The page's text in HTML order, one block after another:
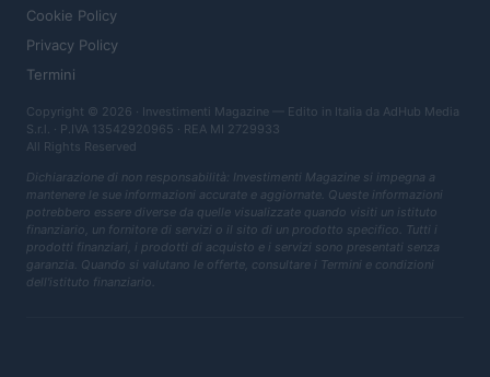
Cookie Policy
Privacy Policy
Termini
Copyright © 2026 · Investimenti Magazine — Edito in Italia da AdHub Media
S.r.l. · P.IVA 13542920965 · REA MI 2729933
All Rights Reserved
Dichiarazione di non responsabilità: Investimenti Magazine si impegna a
mantenere le sue informazioni accurate e aggiornate. Queste informazioni
potrebbero essere diverse da quelle visualizzate quando visiti un istituto
finanziario, un fornitore di servizi o il sito di un prodotto specifico. Tutti i
prodotti finanziari, i prodotti di acquisto e i servizi sono presentati senza
garanzia. Quando si valutano le offerte, consultare i Termini e condizioni
dell'istituto finanziario.